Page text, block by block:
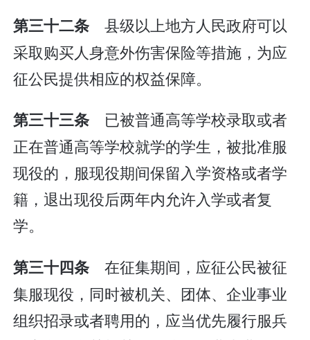
第三十二条 县级以上地方人民政府可以
采取购买人身意外伤害保险等措施，为应
征公民提供相应的权益保障。
第三十三条 已被普通高等学校录取或者
正在普通高等学校就学的学生，被批准服
现役的，服现役期间保留入学资格或者学
籍，退出现役后两年内允许入学或者复
学。
第三十四条 在征集期间，应征公民被征
集服现役，同时被机关、团体、企业事业
组织招录或者聘用的，应当优先履行服兵